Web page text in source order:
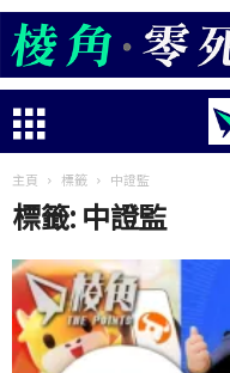
主頁 標籤 中證監
標籤: 中證監